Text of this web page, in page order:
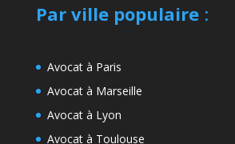
Par ville populaire:
Avocat à Paris
Avocat à Marseille
Avocat à Lyon
Avocat à Toulouse